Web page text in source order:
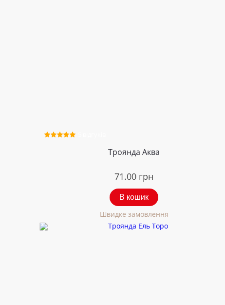
Троянда Аква
71.00 грн
В кошик
Швидке замовлення